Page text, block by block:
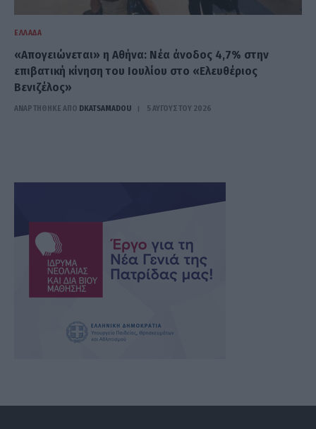
ΕΛΛΆΔΑ
«Απογειώνεται» η Αθήνα: Νέα άνοδος 4,7% στην
επιβατική κίνηση του Ιουλίου στο «Ελευθέριος
Βενιζέλος»
ΑΝΑΡΤΗΘΗΚΕ ΑΠΟ DKATSAMADOU 5 ΑΥΓΟΎΣΤΟΥ 2026